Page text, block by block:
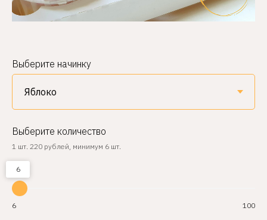
Выберите начинку
Выберите количество
1 шт. 220 рублей, минимум 6 шт.
6
6 100